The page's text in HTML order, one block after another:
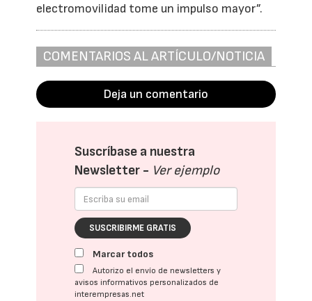
electromovilidad tome un impulso mayor”.
COMENTARIOS AL ARTÍCULO/NOTICIA
Deja un comentario
Suscríbase a nuestra
Newsletter - Ver ejemplo
SUSCRIBIRME GRATIS
Marcar todos
Autorizo el envío de newsletters y
avisos informativos personalizados de
interempresas.net